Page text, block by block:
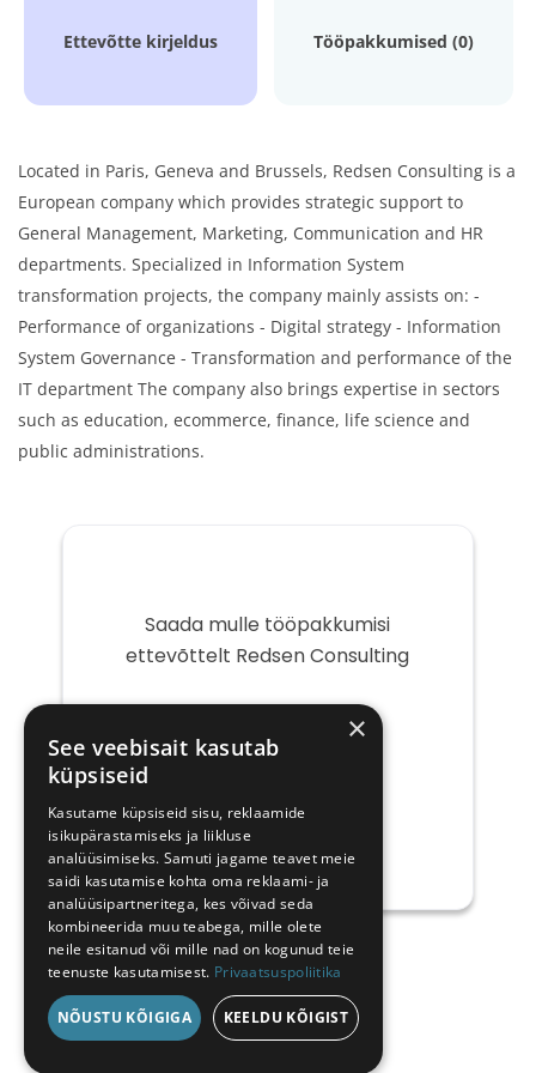
Ettevõtte kirjeldus Tööpakkumised (0)
Located in Paris, Geneva and Brussels, Redsen Consulting is a
European company which provides strategic support to
General Management, Marketing, Communication and HR
departments. Specialized in Information System
transformation projects, the company mainly assists on: -
Performance of organizations - Digital strategy - Information
System Governance - Transformation and performance of the
IT department The company also brings expertise in sectors
such as education, ecommerce, finance, life science and
public administrations.
Saada mulle tööpakkumisi
ettevõttelt Redsen Consulting
post
×
See veebisait kasutab
küpsiseid
Kasutame küpsiseid sisu, reklaamide
isikupärastamiseks ja liikluse
analüüsimiseks. Samuti jagame teavet meie
saidi kasutamise kohta oma reklaami- ja
analüüsipartneritega, kes võivad seda
kombineerida muu teabega, mille olete
neile esitanud või mille nad on kogunud teie
teenuste kasutamisest. Privaatsuspoliitika
NÕUSTU KÕIGIGA KEELDU KÕIGIST